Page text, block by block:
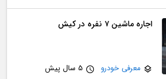
اجاره ماشین ۷ نفره در کیش
معرفی خودرو 5 سال پیش